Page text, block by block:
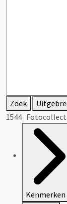
Zoek
1544
Kenmerken